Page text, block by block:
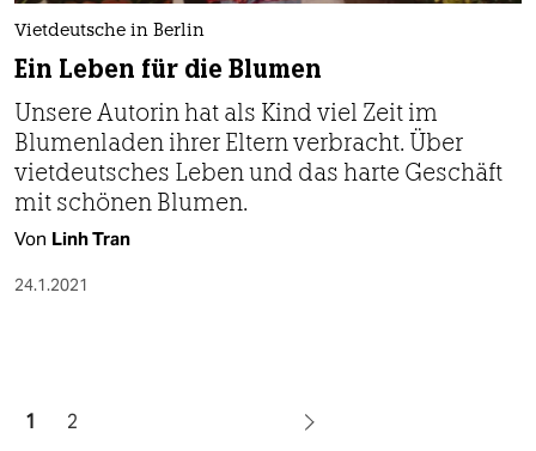
Vietdeutsche in Berlin
Ein Leben für die Blumen
Unsere Autorin hat als Kind viel Zeit im
Blumenladen ihrer Eltern verbracht. Über
vietdeutsches Leben und das harte Geschäft
mit schönen Blumen.
Von Linh Tran
24.1.2021
1 2